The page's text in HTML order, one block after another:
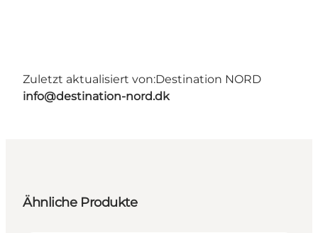
Zuletzt aktualisiert von:Destination NORD
info@destination-nord.dk
Ähnliche Produkte